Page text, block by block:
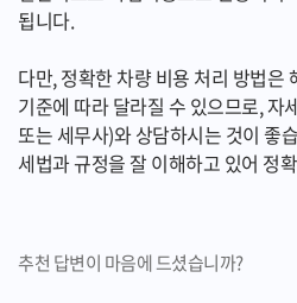
됩니다.
다만, 정확한 차량 비용 처리 방법은
기준에 따라 달라질 수 있으므로, 자
또는 세무사)와 상담하시는 것이 좋
세법과 규정을 잘 이해하고 있어 정
추천 답변이 마음에 드셨습니까?